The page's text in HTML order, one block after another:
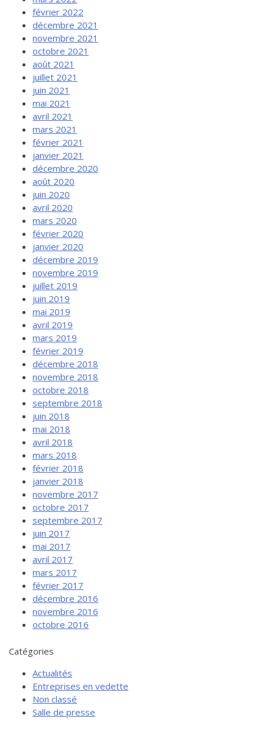
février 2022
décembre 2021
novembre 2021
octobre 2021
août 2021
juillet 2021
juin 2021
mai 2021
avril 2021
mars 2021
février 2021
janvier 2021
décembre 2020
août 2020
juin 2020
avril 2020
mars 2020
février 2020
janvier 2020
décembre 2019
novembre 2019
juillet 2019
juin 2019
mai 2019
avril 2019
mars 2019
février 2019
décembre 2018
novembre 2018
octobre 2018
septembre 2018
juin 2018
mai 2018
avril 2018
mars 2018
février 2018
janvier 2018
novembre 2017
octobre 2017
septembre 2017
juin 2017
mai 2017
avril 2017
mars 2017
février 2017
décembre 2016
novembre 2016
octobre 2016
Catégories
Actualités
Entreprises en vedette
Non classé
Salle de presse